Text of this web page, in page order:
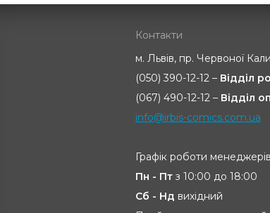
Контакти
м. Львів, пр. Червоної
(050) 390-12-12 – Відділ
(067) 490-12-12 – Відділ
info@irbis-comics.com.ua
Графік роботи
Пн - Пт з 10:00 до 18:00
Сб - Нд вихідний